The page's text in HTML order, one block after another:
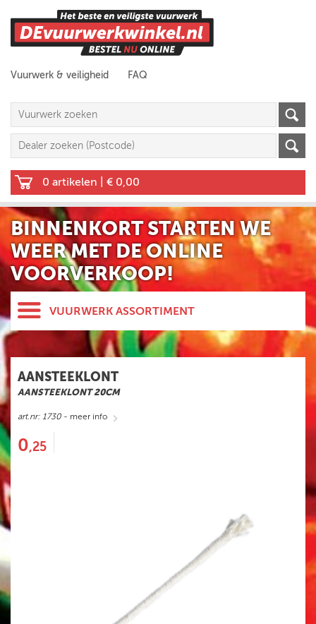
Vuurwerk & veiligheid FAQ
0 artikelen € 0,00
BINNENKORT STARTEN WE
WEER MET DE ONLINE
VOORVERKOOP!
VUURWERK ASSORTIMENT
HELE ASSORTIMENT
NIEUW
GBV
EVOLUTION
ST8MENT
AANSTEEKLONT
AANSTEEKLONT 20CM
art.nr: 1730 - meer info
0,25